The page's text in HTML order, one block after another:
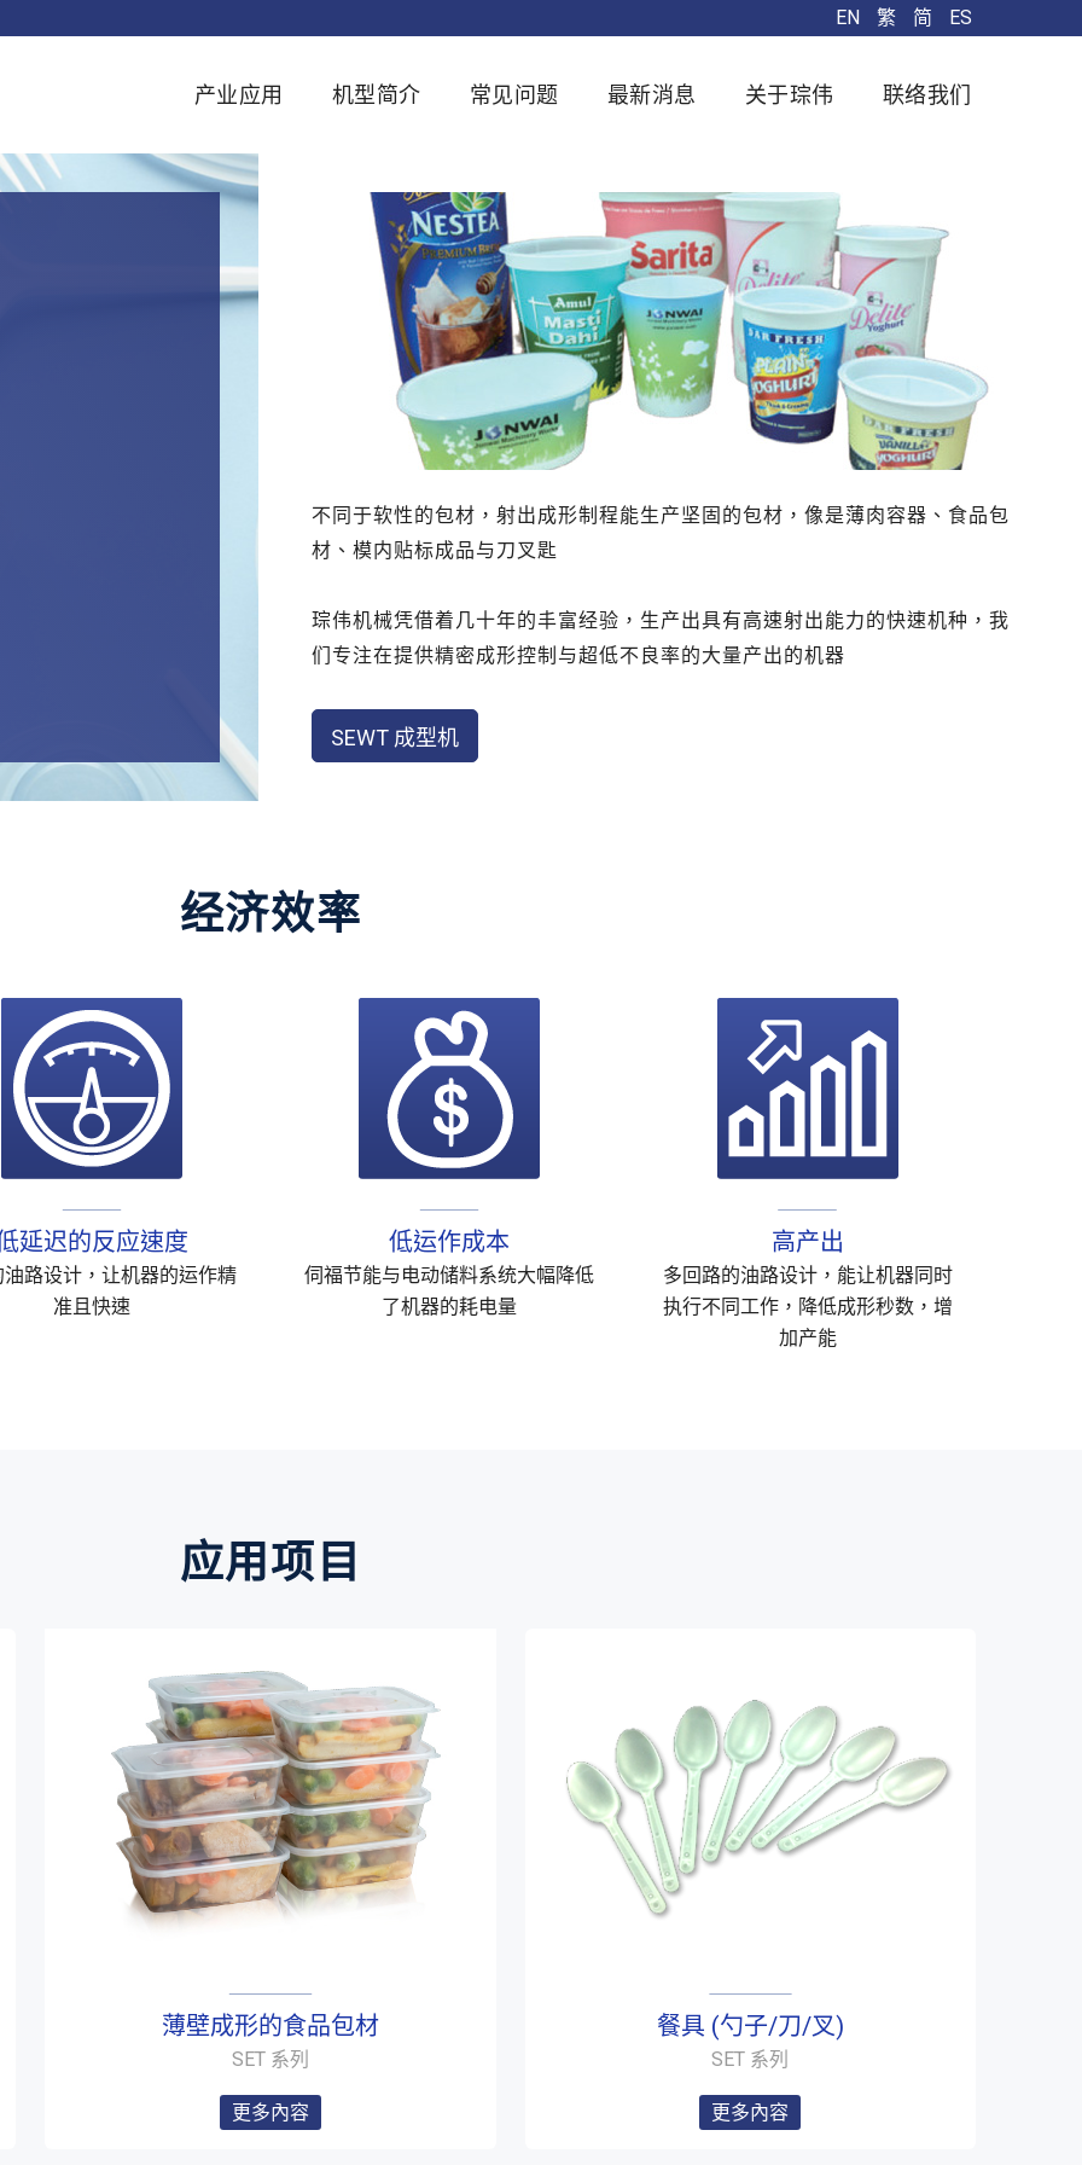
EN 繁 简 ES
产业应用 机型简介 常见问题 最新消息 关于琮伟 联络我们
不同于软性的包材，射出成形制程能生产坚固的包材，像是薄肉容器、食品包
材、模内贴标成品与刀叉匙
琮伟机械凭借着几十年的丰富经验，生产出具有高速射出能力的快速机种，我
们专注在提供精密成形控制与超低不良率的大量产出的机器
SEWT 成型机
经济效率
延迟的反应速度
路设计，让机器的运作精
准且快速
低运作成本
伺福节能与电动储料系统大幅降低
了机器的耗电量
高产出
多回路的油路设计，能让机器同时
执行不同工作，降低成形秒数，增
加产能
应用项目
薄壁成形的食品包材
SET 系列
更多內容
餐具 (勺子/刀/叉)
SET 系列
更多內容